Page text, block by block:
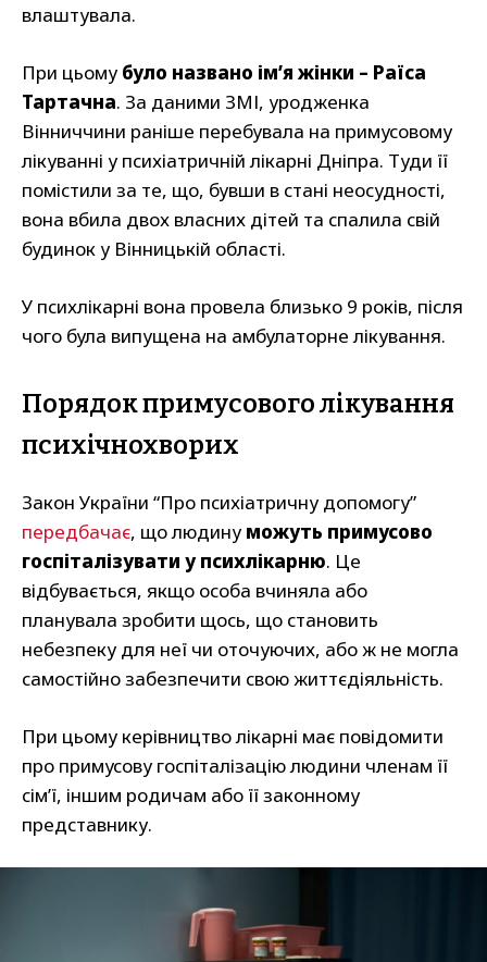
влаштувала.
При цьому було названо ім’я жінки – Раїса
Тартачна. За даними ЗМІ, уродженка
Вінниччини раніше перебувала на примусовому
лікуванні у психіатричній лікарні Дніпра. Туди її
помістили за те, що, бувши в стані неосудності,
вона вбила двох власних дітей та спалила свій
будинок у Вінницькій області.
У психлікарні вона провела близько 9 років, після
чого була випущена на амбулаторне лікування.
Порядок примусового лікування
психічнохворих
Закон України “Про психіатричну допомогу”
передбачає, що людину можуть примусово
госпіталізувати у психлікарню. Це
відбувається, якщо особа вчиняла або
планувала зробити щось, що становить
небезпеку для неї чи оточуючих, або ж не могла
самостійно забезпечити свою життєдіяльність.
При цьому керівництво лікарні має повідомити
про примусову госпіталізацію людини членам її
сім’ї, іншим родичам або її законному
представнику.